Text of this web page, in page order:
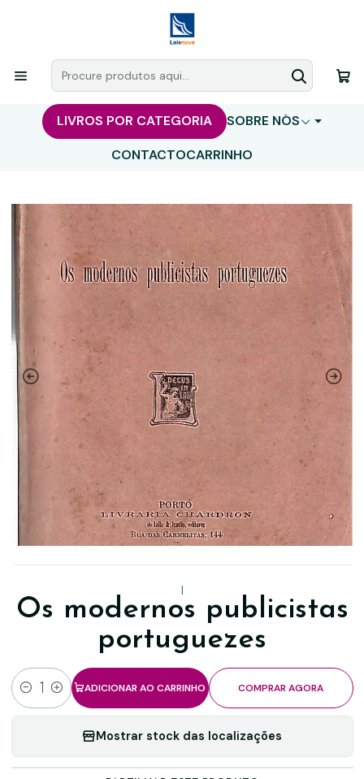
LIVROS POR CATEGORIA
SOBRE NÓS
CONTACTOCARRINHO
|
Os modernos publicistas
portuguezes
Quantidade
ADICIONAR AO CARRINHO COMPRAR AGORA
Mostrar stock das localizações